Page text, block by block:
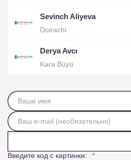
Sevinch Aliyeva
Doirachi
Derya Avcı
Kara Büyü
Введите код с картинки: